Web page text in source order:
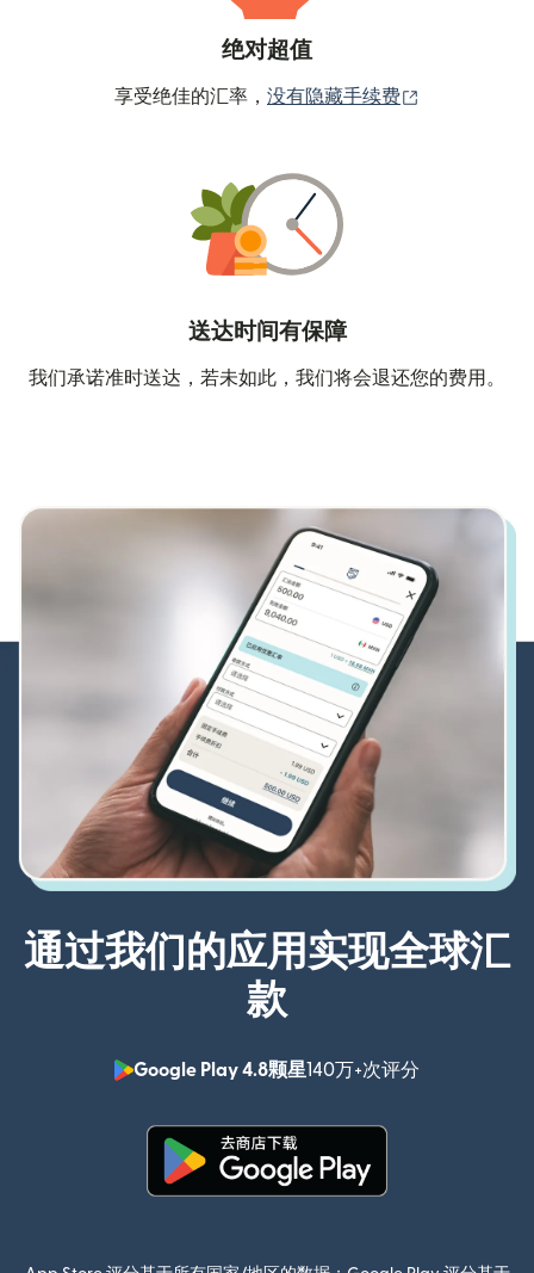
绝对超值
享受绝佳的汇率， 没有隐藏手续费
送达时间有保障
我们承诺准时送达，若未如此，我们将会退还您的费用。
通过我们的应用实现全球汇
款
Google Play 4.8颗星140万+次评分